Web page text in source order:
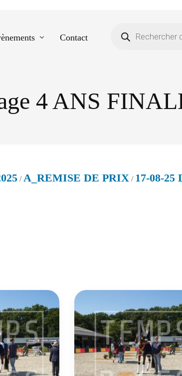
de danse
Contact
4 ANS
/A_REMISE DE PRIX / 17-08-